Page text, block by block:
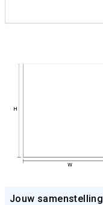
Jouw samenstelling